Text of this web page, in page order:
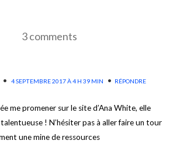
3 comments
• 4 SEPTEMBRE 2017 À 4 H 39 MIN • RÉPONDRE
me promener sur le site d’Ana White, elle
! N’hésiter pas à aller faire un tour
une mine de ressources